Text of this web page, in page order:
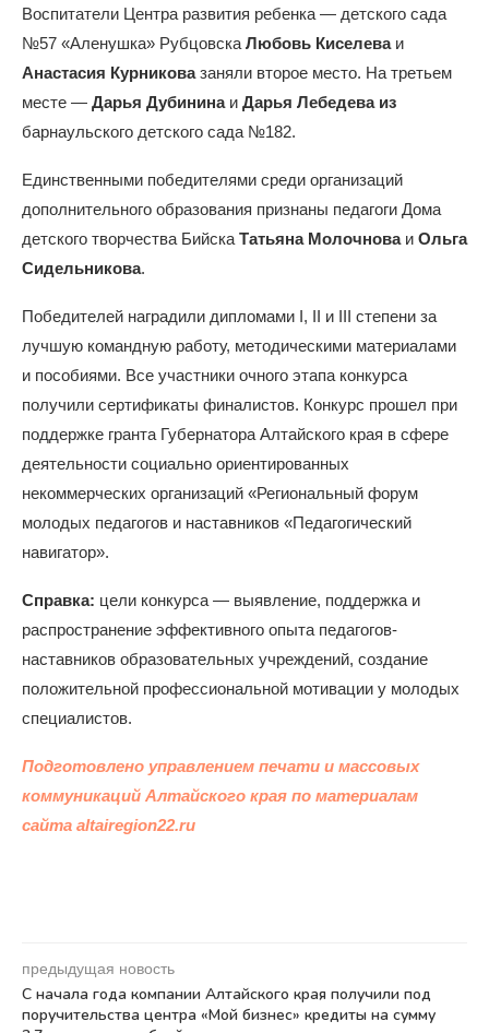
Воспитатели Центра развития ребенка — детского сада
№57 «Аленушка» Рубцовска Любовь Киселеваи
Анастасия Курниковазаняли второе место. На третьем
месте — Дарья Дубининаи Дарья Лебедева из
барнаульского детского сада №182.
Единственными победителями среди организаций
дополнительного образования признаны педагоги Дома
детского творчества Бийска Татьяна Молочноваи Ольга
Сидельникова.
Победителей наградили дипломами I, II и III степени за
лучшую командную работу, методическими материалами
и пособиями. Все участники очного этапа конкурса
получили сертификаты финалистов. Конкурс прошел при
поддержке гранта Губернатора Алтайского края в сфере
деятельности социально ориентированных
некоммерческих организаций «Региональный форум
молодых педагогов и наставников «Педагогический
навигатор».
Справка: цели конкурса — выявление, поддержка и
распространение эффективного опыта педагогов-
наставников образовательных учреждений, создание
положительной профессиональной мотивации у молодых
специалистов.
Подготовлено управлением печати и массовых
коммуникаций Алтайского края по материалам
сайта altairegion22.ru
предыдущая новость
С начала года компании Алтайского края получили под
поручительства центра «Мой бизнес» кредиты на сумму